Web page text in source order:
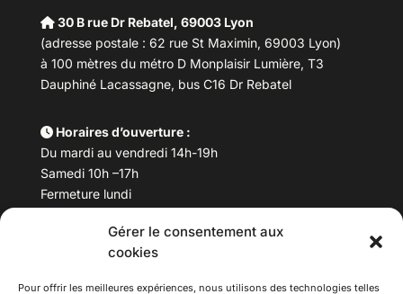
Gérer le consentement aux
cookies
Pour offrir les meilleures expériences, nous utilisons des technologies telles
30 B rue Dr Rebatel, 69003 Lyon
(adresse postale : 62 rue St Maximin, 69003 Lyon)
à 100 mètres du métro D Monplaisir Lumière, T3
Dauphiné Lacassagne, bus C16 Dr Rebatel
Horaires d’ouverture :
Du mardi au vendredi 14h-19h
Samedi 10h –17h
Fermeture lundi
Téléphone : 04 78 53 06 40
maisondesculturesasiatiques@asiexpo.com